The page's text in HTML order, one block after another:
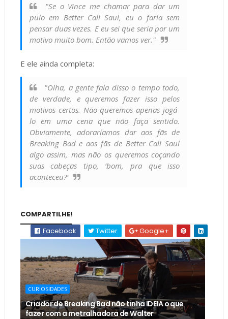
"Se o Vince me chamar para dar um
pulo em Better Call Saul, eu o faria sem
pensar duas vezes. E eu sei que seria por um
motivo muito bom. Então vamos ver."
E ele ainda completa:
"Olha, a gente fala disso o tempo todo,
de verdade, e queremos fazer isso pelos
motivos certos. Não queremos apenas jogá-
lo em uma cena que não faça sentido.
Obviamente, adoraríamos dar aos fãs de
Breaking Bad e aos fãs de Better Call Saul
algo assim, mas não os queremos coçando
suas cabeças tipo, ‘bom, pra que isso
aconteceu?’
COMPARTILHE!
Facebook
Twitter Google+
CURIOSIDADES
Criador de Breaking Bad não tinha IDEIA o que
fazer com a metralhadora de Walter